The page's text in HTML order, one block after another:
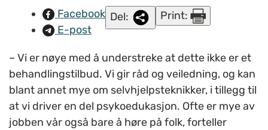
FOTO: KJETIL ORREM/NAPHA
Facebook
E-post
Del: Print:
– Vi er nøye med å understreke at dette ikke er et
behandlingstilbud. Vi gir råd og veiledning, og kan
blant annet mye om selvhjelpsteknikker, i tillegg til
at vi driver en del psykoedukasjon. Ofte er mye av
jobben vår også bare å høre på folk, forteller